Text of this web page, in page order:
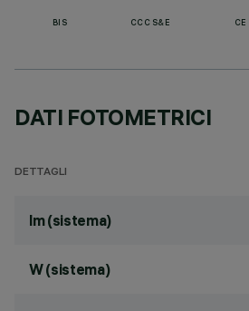
BIS CCC S&E CE
DATI FOTOMETRICI
DETTAGLI
lm (sistema)
W (sistema)